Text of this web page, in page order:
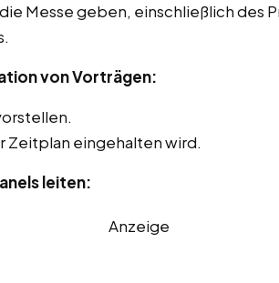
Messe geben, einschließlich des
von Vorträgen:
Zeitplan eingehalten wird.
leiten:
Anzeige